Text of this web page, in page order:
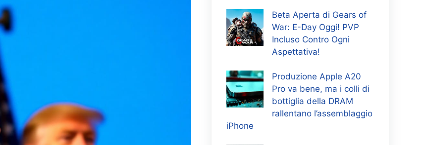
Beta Aperta di Gears of
War: E-Day Oggi! PVP
Incluso Contro Ogni
Aspettativa!
Produzione Apple A20
Pro va bene, ma i colli di
bottiglia della DRAM
rallentano l’assemblaggio
iPhone